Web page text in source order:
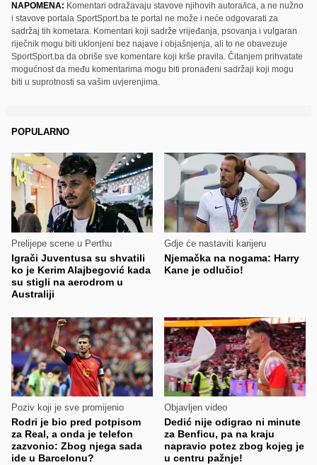
NAPOMENA: Komentari odražavaju stavove njihovih autora/ica, a ne nužno
i stavove portala SportSport.ba te portal ne može i neće odgovarati za
sadržaj tih kometara. Komentari koji sadrže vrijeđanja, psovanja i vulgaran
riječnik mogu biti uklonjeni bez najave i objašnjenja, ali to ne obavezuje
SportSport.ba da obriše sve komentare koji krše pravila. Čitanjem prihvatate
mogućnost da među komentarima mogu biti pronađeni sadržaji koji mogu
biti u suprotnosti sa vašim uvjerenjima.
POPULARNO
Prelijepe scene u Perthu
Igrači Juventusa su shvatili
ko je Kerim Alajbegović kada
su stigli na aerodrom u
Australiji
Gdje će nastaviti karijeru
Njemačka na nogama: Harry
Kane je odlučio!
Poziv koji je sve promijenio
Rodri je bio pred potpisom
za Real, a onda je telefon
zazvonio: Zbog njega sada
ide u Barcelonu?
Objavljen video
Dedić nije odigrao ni minute
za Benficu, pa na kraju
napravio potez zbog kojeg je
u centru pažnje!